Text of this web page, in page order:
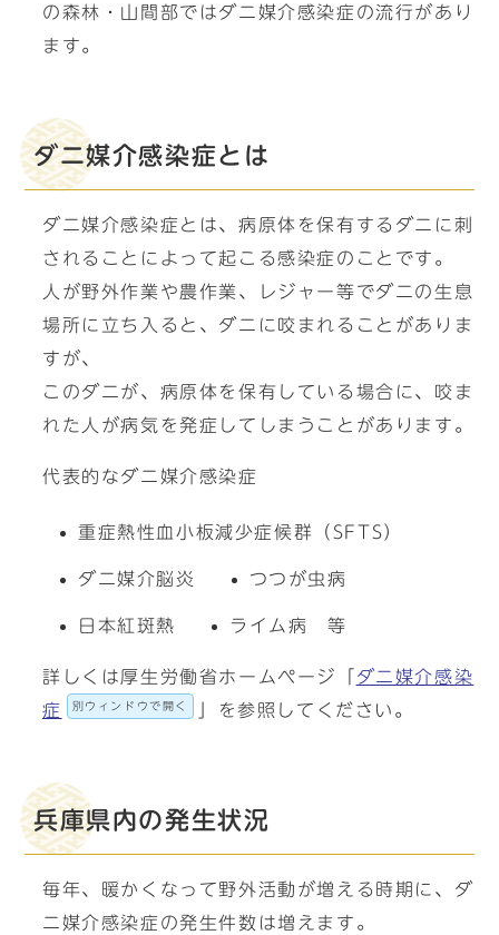
の森林・山間部ではダニ媒介感染症の流行があり
ます。
ダニ媒介感染症とは
ダニ媒介感染症とは、病原体を保有するダニに刺
されることによって起こる感染症のことです。
人が野外作業や農作業、レジャー等でダニの生息
場所に立ち入ると、ダニに咬まれることがありま
すが、
このダニが、病原体を保有している場合に、咬ま
れた人が病気を発症してしまうことがあります。
代表的なダニ媒介感染症
重症熱性血小板減少症候群（SFTS）
ダニ媒介脳炎 つつが虫病
日本紅斑熱 ライム病 等
詳しくは厚生労働省ホームページ「 ダニ媒介感染
症
別ウィンドウで開く 」を参照してください。
兵庫県内の発生状況
毎年、暖かくなって野外活動が増える時期に、ダ
ニ媒介感染症の発生件数は増えます。